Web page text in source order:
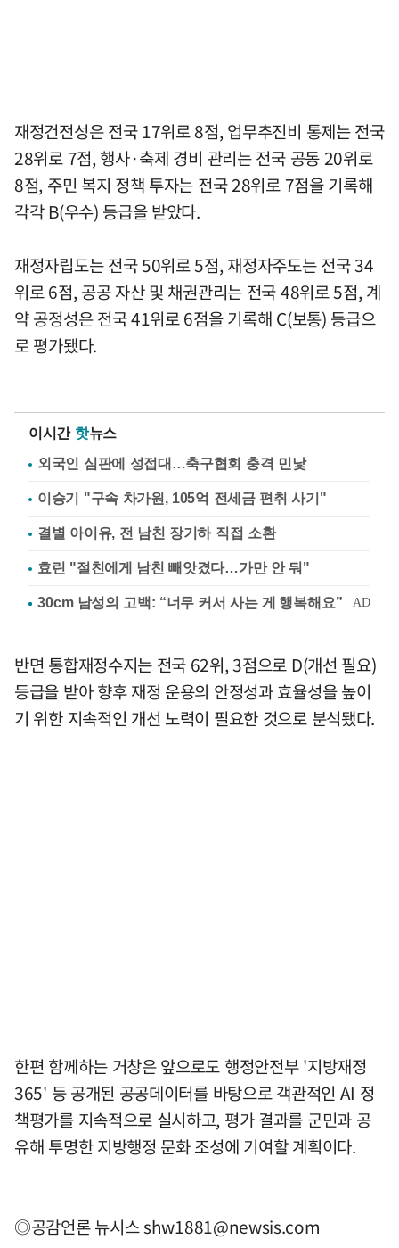
재정건전성은 전국 17위로 8점, 업무추진비 통제는 전국
28위로 7점, 행사·축제 경비 관리는 전국 공동 20위로
8점, 주민 복지 정책 투자는 전국 28위로 7점을 기록해
각각 B(우수) 등급을 받았다.
재정자립도는 전국 50위로 5점, 재정자주도는 전국 34
위로 6점, 공공 자산 및 채권관리는 전국 48위로 5점, 계
약 공정성은 전국 41위로 6점을 기록해 C(보통) 등급으
로 평가됐다.
이시간 핫뉴스
외국인 심판에 성접대…축구협회 충격 민낯
이승기 "구속 차가원, 105억 전세금 편취 사기"
결별 아이유, 전 남친 장기하 직접 소환
효린 "절친에게 남친 빼앗겼다…가만 안 둬"
반면 통합재정수지는 전국 62위, 3점으로 D(개선 필요)
등급을 받아 향후 재정 운용의 안정성과 효율성을 높이
기 위한 지속적인 개선 노력이 필요한 것으로 분석됐다.
한편 함께하는 거창은 앞으로도 행정안전부 '지방재정
365' 등 공개된 공공데이터를 바탕으로 객관적인 AI 정
책평가를 지속적으로 실시하고, 평가 결과를 군민과 공
유해 투명한 지방행정 문화 조성에 기여할 계획이다.
◎공감언론 뉴시스shw1881@newsis.com